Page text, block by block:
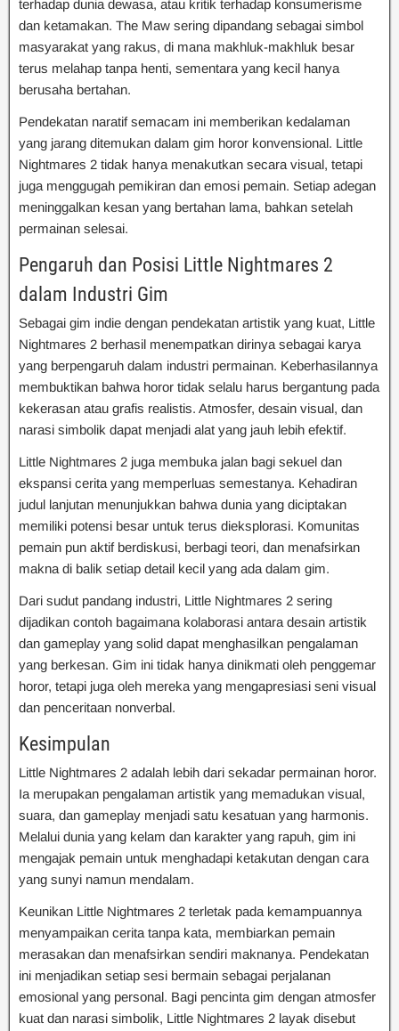
terhadap dunia dewasa, atau kritik terhadap konsumerisme
dan ketamakan. The Maw sering dipandang sebagai simbol
masyarakat yang rakus, di mana makhluk-makhluk besar
terus melahap tanpa henti, sementara yang kecil hanya
berusaha bertahan.
Pendekatan naratif semacam ini memberikan kedalaman
yang jarang ditemukan dalam gim horor konvensional. Little
Nightmares 2 tidak hanya menakutkan secara visual, tetapi
juga menggugah pemikiran dan emosi pemain. Setiap adegan
meninggalkan kesan yang bertahan lama, bahkan setelah
permainan selesai.
Pengaruh dan Posisi Little Nightmares 2
dalam Industri Gim
Sebagai gim indie dengan pendekatan artistik yang kuat, Little
Nightmares 2 berhasil menempatkan dirinya sebagai karya
yang berpengaruh dalam industri permainan. Keberhasilannya
membuktikan bahwa horor tidak selalu harus bergantung pada
kekerasan atau grafis realistis. Atmosfer, desain visual, dan
narasi simbolik dapat menjadi alat yang jauh lebih efektif.
Little Nightmares 2 juga membuka jalan bagi sekuel dan
ekspansi cerita yang memperluas semestanya. Kehadiran
judul lanjutan menunjukkan bahwa dunia yang diciptakan
memiliki potensi besar untuk terus dieksplorasi. Komunitas
pemain pun aktif berdiskusi, berbagi teori, dan menafsirkan
makna di balik setiap detail kecil yang ada dalam gim.
Dari sudut pandang industri, Little Nightmares 2 sering
dijadikan contoh bagaimana kolaborasi antara desain artistik
dan gameplay yang solid dapat menghasilkan pengalaman
yang berkesan. Gim ini tidak hanya dinikmati oleh penggemar
horor, tetapi juga oleh mereka yang mengapresiasi seni visual
dan penceritaan nonverbal.
Kesimpulan
Little Nightmares 2 adalah lebih dari sekadar permainan horor.
Ia merupakan pengalaman artistik yang memadukan visual,
suara, dan gameplay menjadi satu kesatuan yang harmonis.
Melalui dunia yang kelam dan karakter yang rapuh, gim ini
mengajak pemain untuk menghadapi ketakutan dengan cara
yang sunyi namun mendalam.
Keunikan Little Nightmares 2 terletak pada kemampuannya
menyampaikan cerita tanpa kata, membiarkan pemain
merasakan dan menafsirkan sendiri maknanya. Pendekatan
ini menjadikan setiap sesi bermain sebagai perjalanan
emosional yang personal. Bagi pencinta gim dengan atmosfer
kuat dan narasi simbolik, Little Nightmares 2 layak disebut